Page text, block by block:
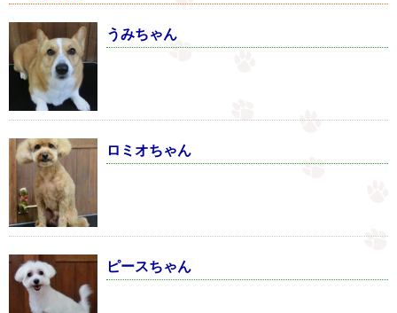
うみちゃん
ロミオちゃん
ピースちゃん